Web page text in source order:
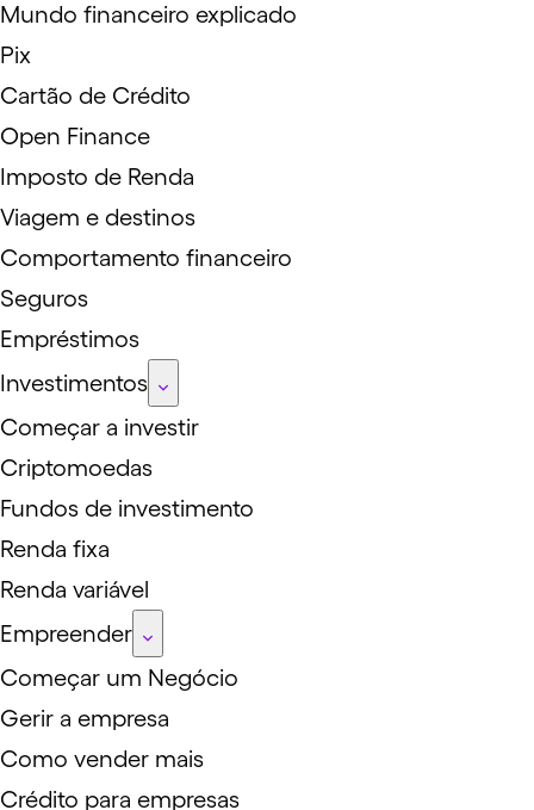
Mundo financeiro explicado
Pix
Cartão de Crédito
Open Finance
Imposto de Renda
Viagem e destinos
Comportamento financeiro
Seguros
Empréstimos
Investimentos
Começar a investir
Criptomoedas
Fundos de investimento
Renda fixa
Renda variável
Empreender
Começar um Negócio
Gerir a empresa
Como vender mais
Crédito para empresas